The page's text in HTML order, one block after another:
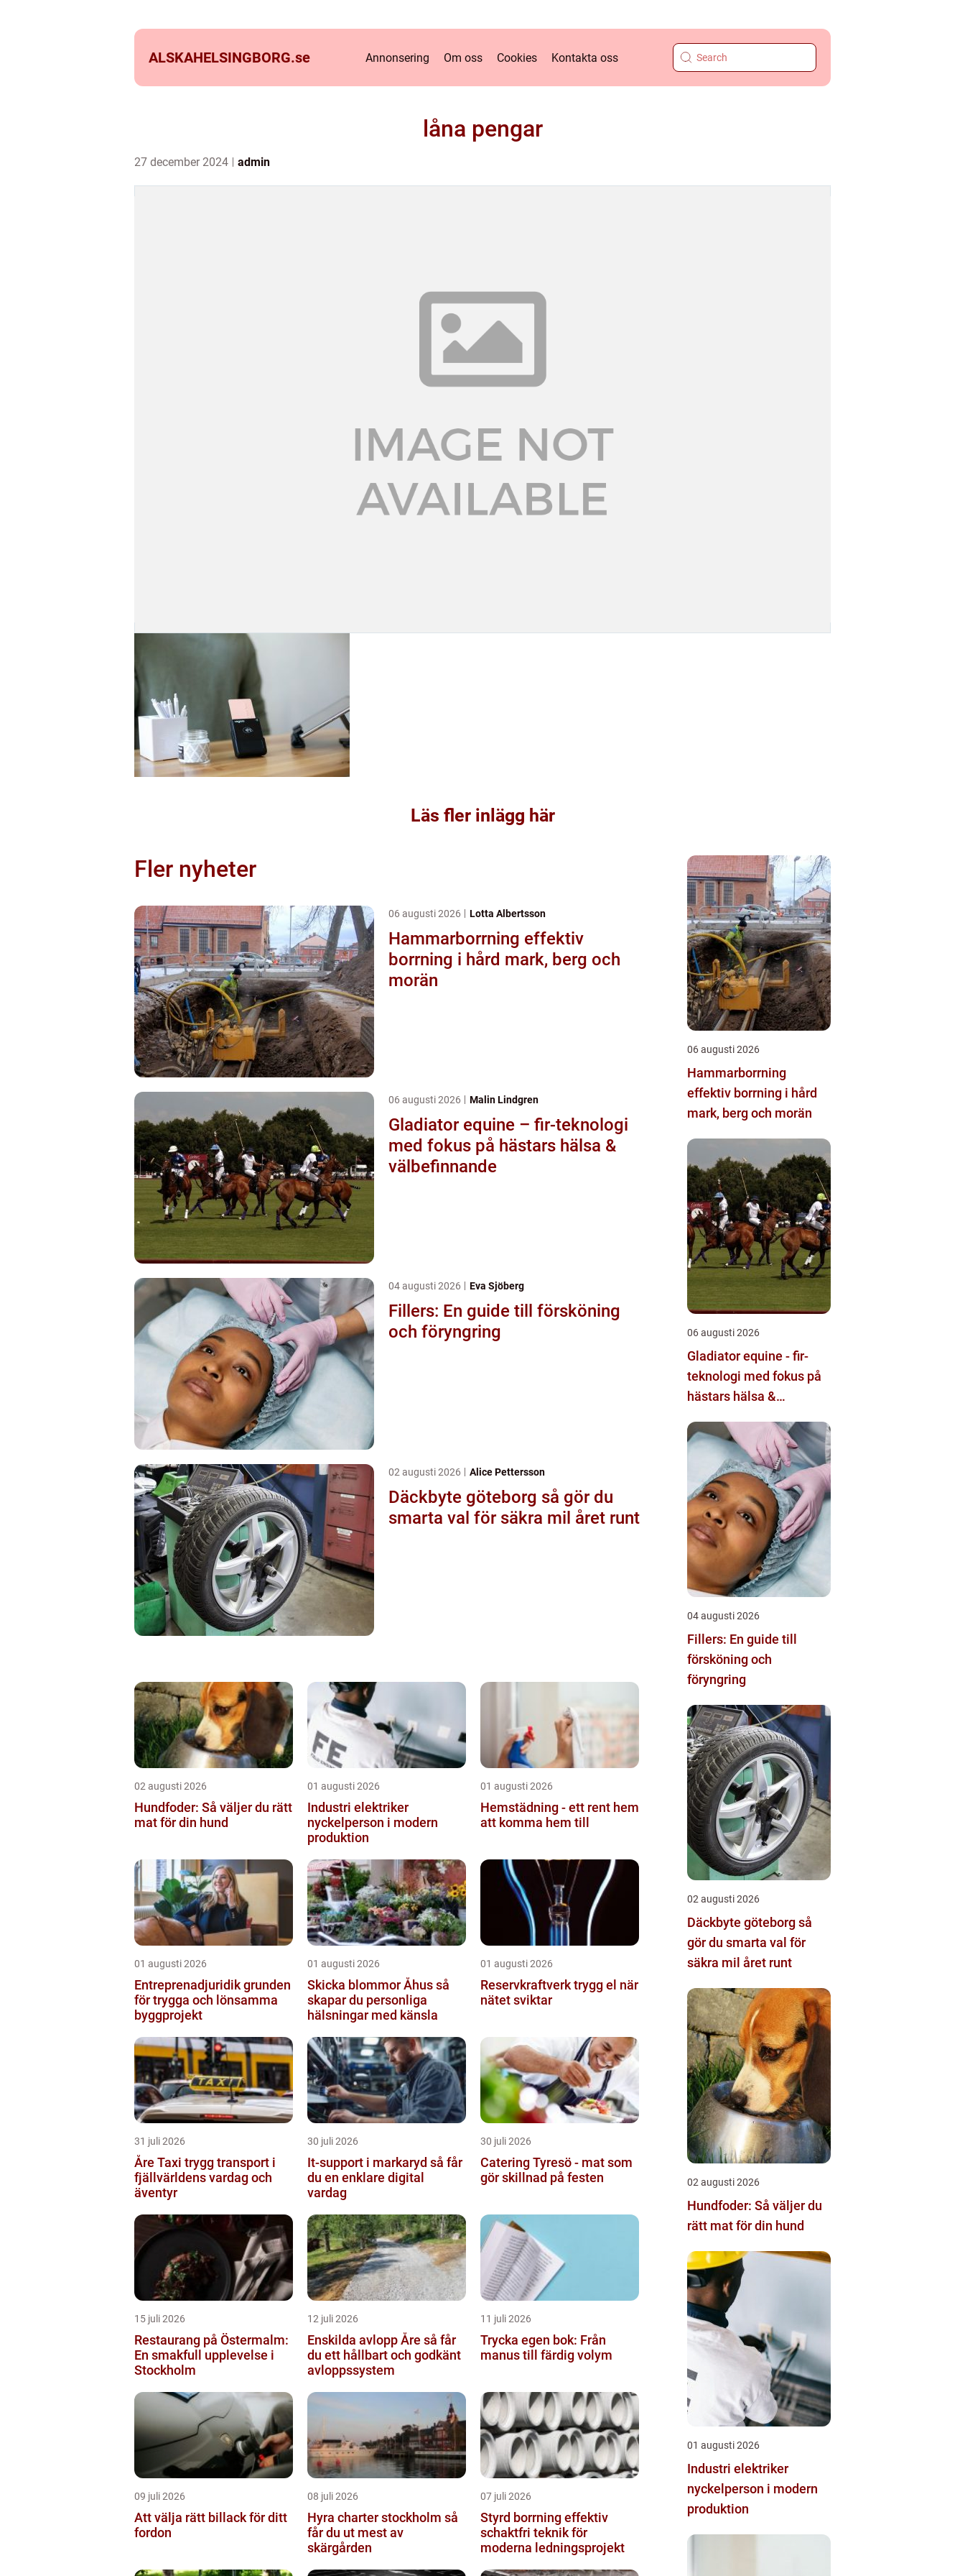
ALSKAHELSINGBORG.se Annonsering Om oss Cookies Kontakta oss
låna pengar
27 december 2024 admin
Läs fler inlägg här
Fler nyheter
06 augusti 2026 Lotta Albertsson
Hammarborrning effektiv
borrning i hård mark, berg och
morän
06 augusti 2026 Malin Lindgren
Gladiator equine – fir-teknologi
med fokus på hästars hälsa &
välbefinnande
04 augusti 2026 Eva Sjöberg
Fillers: En guide till försköning
och föryngring
02 augusti 2026 Alice Pettersson
Däckbyte göteborg så gör du
smarta val för säkra mil året runt
02 augusti 2026
Hundfoder: Så väljer du rätt
mat för din hund
01 augusti 2026
Industri elektriker
nyckelperson i modern
produktion
01 augusti 2026
Hemstädning - ett rent hem
att komma hem till
01 augusti 2026
Entreprenadjuridik grunden
för trygga och lönsamma
byggprojekt
01 augusti 2026
Skicka blommor Åhus så
skapar du personliga
hälsningar med känsla
01 augusti 2026
Reservkraftverk trygg el när
nätet sviktar
31 juli 2026
Åre Taxi trygg transport i
fjällvärldens vardag och
äventyr
30 juli 2026
It-support i markaryd så får
du en enklare digital
vardag
30 juli 2026
Catering Tyresö - mat som
gör skillnad på festen
15 juli 2026
Restaurang på Östermalm:
En smakfull upplevelse i
Stockholm
12 juli 2026
Enskilda avlopp Åre så får
du ett hållbart och godkänt
avloppssystem
11 juli 2026
Trycka egen bok: Från
manus till färdig volym
09 juli 2026
Att välja rätt billack för ditt
fordon
08 juli 2026
Hyra charter stockholm så
får du ut mest av
skärgården
07 juli 2026
Styrd borrning effektiv
schaktfri teknik för
moderna ledningsprojekt
06 augusti 2026
Hammarborrning
effektiv borrning i hård
mark, berg och morän
06 augusti 2026
Gladiator equine - fir-
teknologi med fokus på
hästars hälsa &
04 augusti 2026
Fillers: En guide till
försköning och
föryngring
02 augusti 2026
Däckbyte göteborg så
gör du smarta val för
säkra mil året runt
02 augusti 2026
Hundfoder: Så väljer du
rätt mat för din hund
01 augusti 2026
Industri elektriker
nyckelperson i modern
produktion